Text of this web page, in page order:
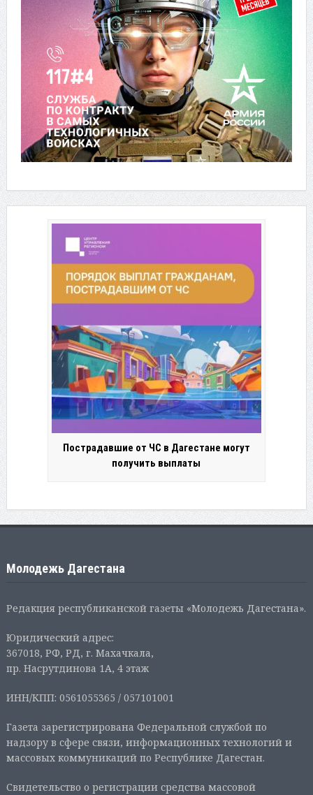
Пострадавшие от ЧС в Дагестане могут
получить выплаты
Молодежь Дагестана
Редакция республиканской газеты «Молодежь Дагестана».
Юридический адрес:
367018, РФ, РД, г. Махачкала,
пр. Насрутдинова 1А, 4 этаж
ИНН/КПП: 0561055365 / 057101001
Газета зарегистрирована Федеральной службой по
надзору в сфере связи, информационных технологий и
массовых коммуникаций по Республике Дагестан.
Свидетельство о регистрации средства массовой